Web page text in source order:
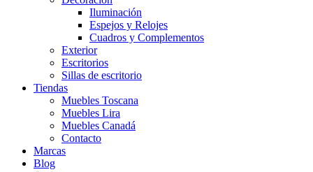
Iluminación
Espejos y Relojes
Cuadros y Complementos
Exterior
Escritorios
Sillas de escritorio
Tiendas
Muebles Toscana
Muebles Lira
Muebles Canadá
Contacto
Marcas
Blog